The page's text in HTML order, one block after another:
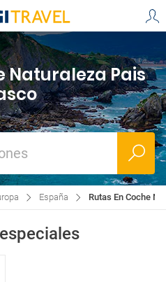
Naturaleza Pais
España Rutas En Coche